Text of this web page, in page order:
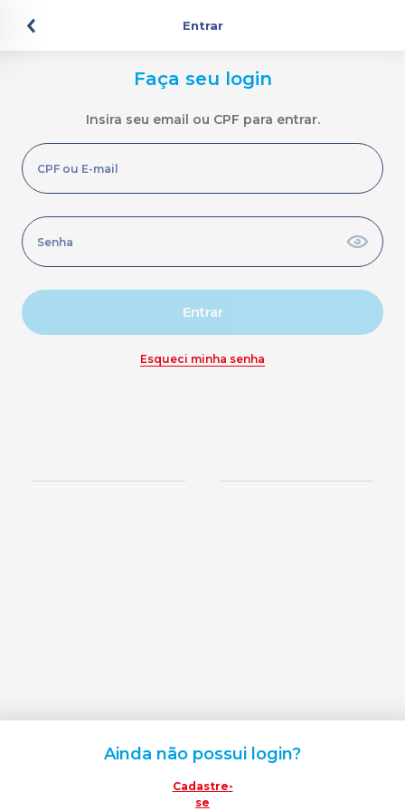
Entrar
Faça seu login
Insira seu email ou CPF para entrar.
Entrar
Esqueci minha senha
Ainda não possui login?
Cadastre-
se